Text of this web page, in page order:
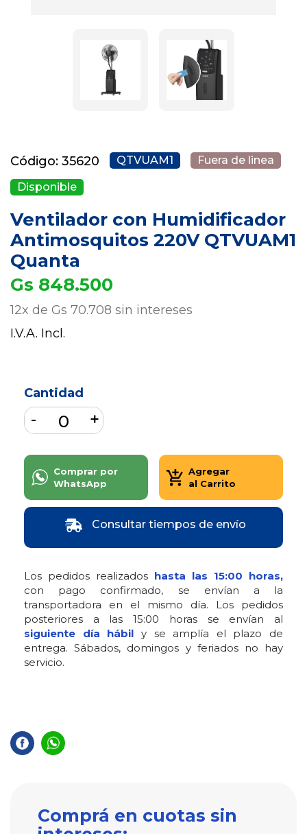
Código: 35620 QTVUAM1 Fuera de linea
Disponible
Ventilador con Humidificador
Antimosquitos 220V QTVUAM1
Quanta
Gs 848.500
12x de Gs 70.708 sin intereses
I.V.A. Incl.
Cantidad
Comprar por
WhatsApp
Agregar
al Carrito
Consultar tiempos de envío
Los pedidos realizados hasta las 15:00 horas,
con pago confirmado, se envían a la
transportadora en el mismo día. Los pedidos
posteriores a las 15:00 horas se envían al
siguiente día hábil y se amplía el plazo de
entrega. Sábados, domingos y feriados no hay
servicio.
Comprá en cuotas sin